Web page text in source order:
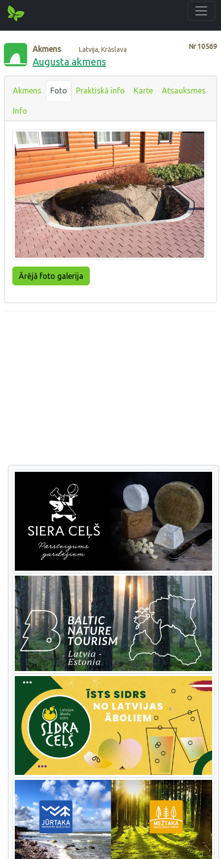
Nr10569
Akmens Latvija, Krāslava
Augusta akmens
Akmens Foto Praktiskā info Karte Atsauksmes
Info
Ārējā foto galerija